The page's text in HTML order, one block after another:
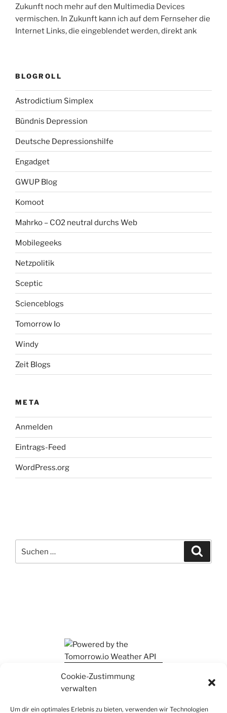
Cookie-Zustimmung
verwalten
Um dir ein optimales Erlebnis zu bieten, verwenden wir Technologien
Zukunft noch mehr auf den Multimedia Devices
vermischen. In Zukunft kann ich auf dem Fernseher die
Internet Links, die eingeblendet werden, direkt ank
BLOGROLL
Astrodictium Simplex
Bündnis Depression
Deutsche Depressionshilfe
Engadget
GWUP Blog
Komoot
Mahrko – CO2 neutral durchs Web
Mobilegeeks
Netzpolitik
Sceptic
Scienceblogs
Tomorrow Io
Windy
Zeit Blogs
META
Anmelden
Eintrags-Feed
WordPress.org
nach: